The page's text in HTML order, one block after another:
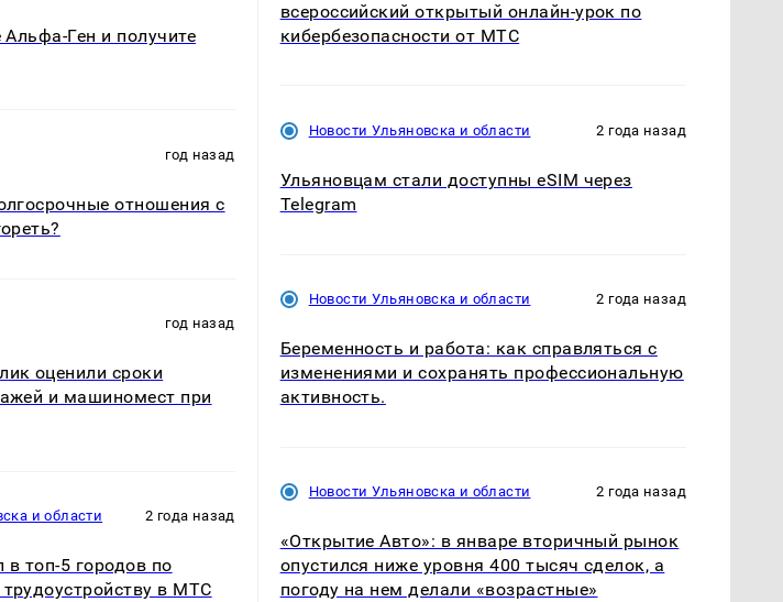
Альфа-Ген и получите
год назад
отношения с
год назад
оценили сроки
и машиномест при
и области 2 года назад
топ-5 городов по
в МТС
всероссийский открытый онлайн-урок по
кибербезопасности от МТС
Новости Ульяновска и области 2 года назад
Ульяновцам стали доступны eSIM через
Telegram
Новости Ульяновска и области 2 года назад
Беременность и работа: как справляться с
изменениями и сохранять профессиональную
активность.
Новости Ульяновска и области 2 года назад
«Открытие Авто»: в январе вторичный рынок
опустился ниже уровня 400 тысяч сделок, а
погоду на нем делали «возрастные»